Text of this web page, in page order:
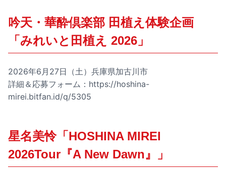
吟天・華酔倶楽部 田植え体験企画
「みれいと田植え 2026」
2026年6月27日（土）兵庫県加古川市
詳細＆応募フォーム： https://hoshina-
mirei.bitfan.id/q/5305
星名美怜「HOSHINA MIREI
2026Tour『A New Dawn』」